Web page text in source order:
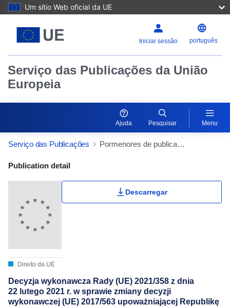
Um sítio Web oficial da UE
Iniciar sessão português
Serviço das Publicações da União
Europeia
Ajuda Pesquisar Menu
Serviço das Publicações Pormenores de publicação
Publication Detail Actions Portlet
Publication detail
Direito da UE
Descarregar
Decyzja wykonawcza Rady (UE) 2021/358 z dnia
22 lutego 2021 r. w sprawie zmiany decyzji
wykonawczej (UE) 2017/563 upoważniającej Republikę